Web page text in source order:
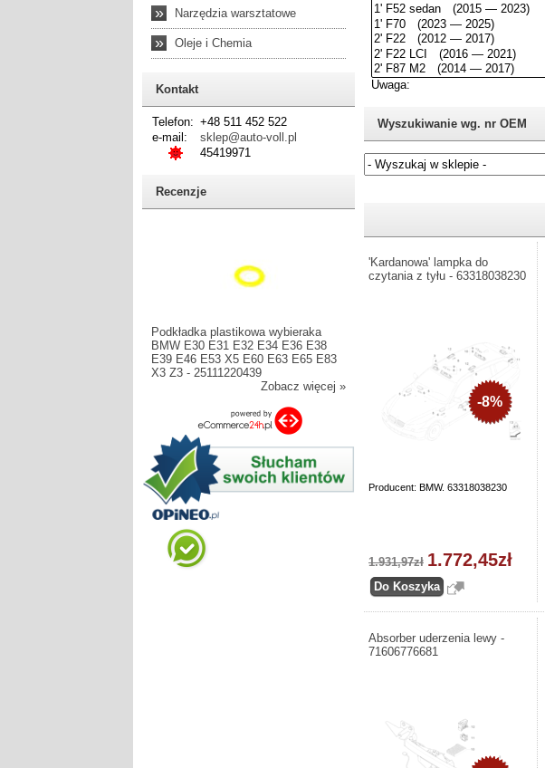
» Narzędzia warsztatowe
» Oleje i Chemia
Kontakt
Telefon: +48 511 452 522
e-mail:
sklep@auto-voll.pl
45419971
Recenzje
Podkładka plastikowa wybieraka
BMW E30 E31 E32 E34 E36 E38
E39 E46 E53 X5 E60 E63 E65 E83
X3 Z3 - 25111220439
Zobacz więcej »
Wyszukiwanie wg. nr OEM
'Kardanowa' lampka do
czytania z tyłu - 63318038230
Producent: BMW. 63318038230
-8%
1.931,97zł 1.772,45zł
Absorber uderzenia lewy -
71606776681